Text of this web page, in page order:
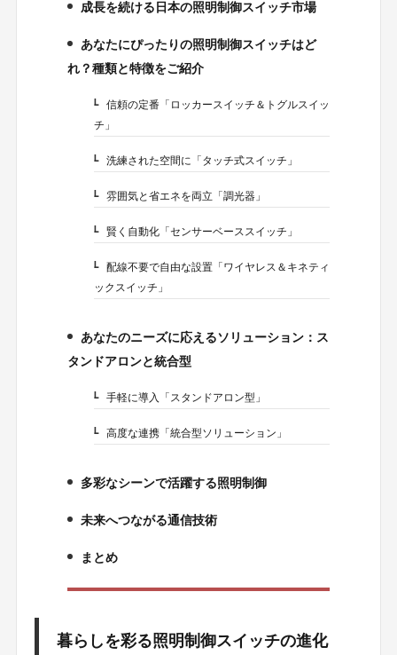
2.
成長を続ける日本の照明制御スイッチ市場
3.
あなたにぴったりの照明制御スイッチはど
れ？種類と特徴をご紹介
3-1.信頼の定番「ロッカースイッチ＆トグルスイッ
チ」
3-2.洗練された空間に「タッチ式スイッチ」
3-3.雰囲気と省エネを両立「調光器」
3-4.賢く自動化「センサーベーススイッチ」
3-5.配線不要で自由な設置「ワイヤレス＆キネティ
ックスイッチ」
4.
あなたのニーズに応えるソリューション：ス
タンドアロンと統合型
4-1.手軽に導入「スタンドアロン型」
4-2.高度な連携「統合型ソリューション」
5.
多彩なシーンで活躍する照明制御
6.
未来へつながる通信技術
まとめ
暮らしを彩る照明制御スイッチの進化